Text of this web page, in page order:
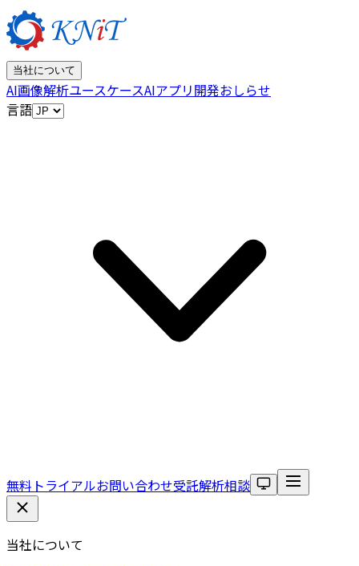
当社について
AI画像解析ユースケースAIアプリ開発おしらせ
言語
無料トライアルお問い合わせ受託解析相談
当社について